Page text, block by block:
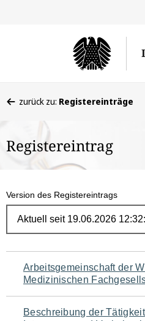
befinden
hier:
zurück zu: Registereinträge
Registereintrag
Version des Registereintrags
Navigation
für
den
Arbeitsgemeinschaft der
Medizinischen
Beschreibung der